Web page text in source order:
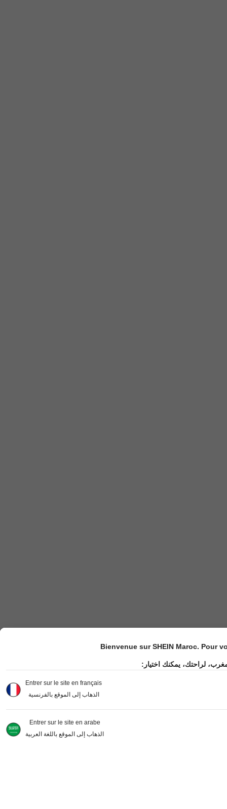
Bienvenue sur SHEIN Maroc. Pour
لراحتك، يمكنك اختيار:
Entrer sur le site en français
الذهاب إلى الموقع بالفرنسية
Entrer sur le site en arabe
الذهاب إلى الموقع باللغة العربية